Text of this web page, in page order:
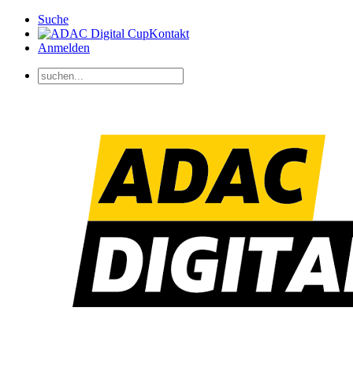
Suche
Kontakt
Anmelden